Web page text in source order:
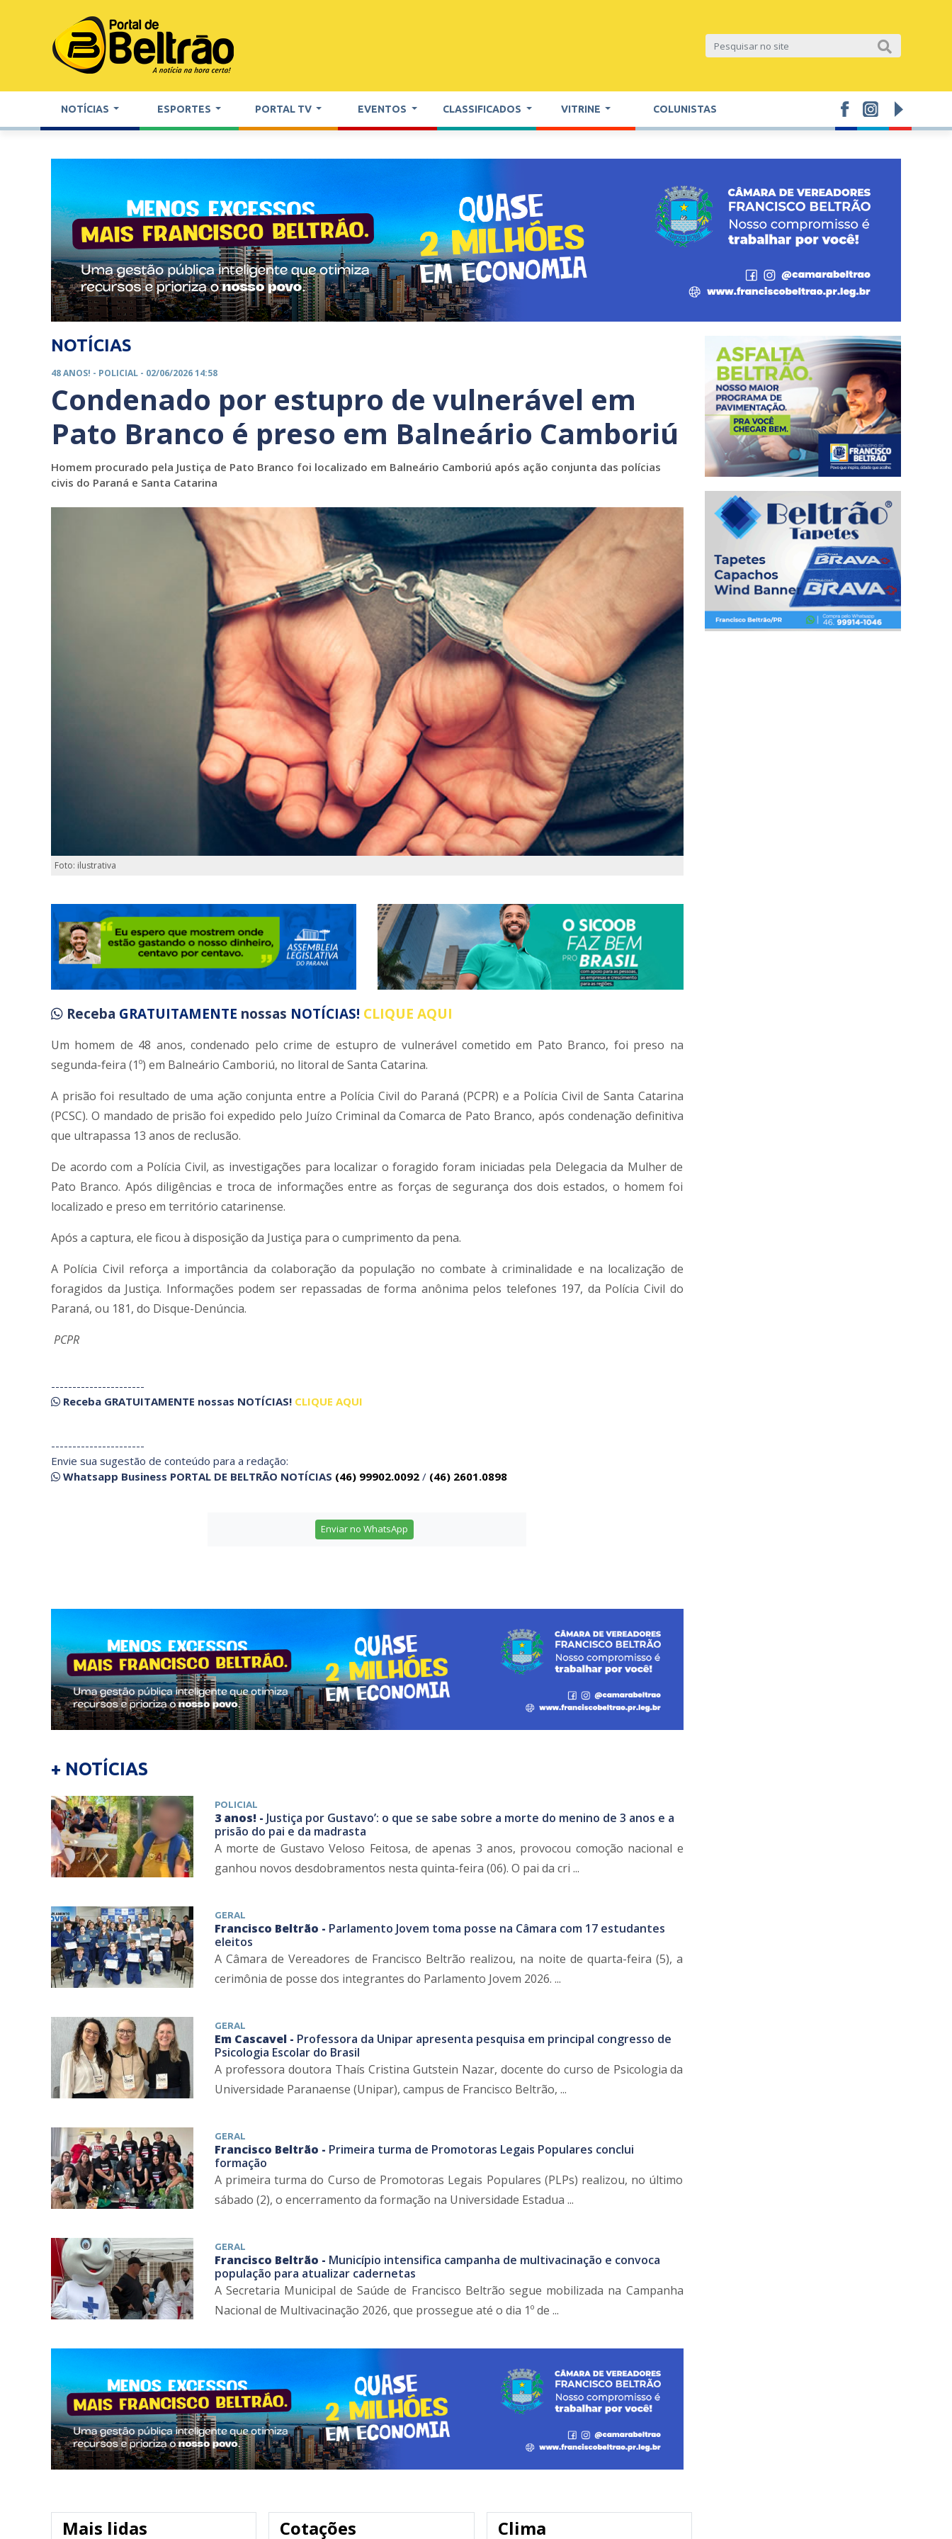
NOTÍCIAS ESPORTES PORTAL TV EVENTOS CLASSIFICADOS VITRINE COLUNISTAS
NOTÍCIAS
48 ANOS! - POLICIAL - 02/06/2026 14:58
Condenado por estupro de vulnerável em
Pato Branco é preso em Balneário Camboriú
Homem procurado pela Justiça de Pato Branco foi localizado em Balneário Camboriú após ação conjunta das polícias
civis do Paraná e Santa Catarina
Foto: ilustrativa
Receba GRATUITAMENTE nossas NOTÍCIAS! CLIQUE AQUI
Um homem de 48 anos, condenado pelo crime de estupro de vulnerável cometido em Pato Branco, foi preso na
segunda-feira (1º) em Balneário Camboriú, no litoral de Santa Catarina.
A prisão foi resultado de uma ação conjunta entre a Polícia Civil do Paraná (PCPR) e a Polícia Civil de Santa Catarina
(PCSC). O mandado de prisão foi expedido pelo Juízo Criminal da Comarca de Pato Branco, após condenação definitiva
que ultrapassa 13 anos de reclusão.
De acordo com a Polícia Civil, as investigações para localizar o foragido foram iniciadas pela Delegacia da Mulher de
Pato Branco. Após diligências e troca de informações entre as forças de segurança dos dois estados, o homem foi
localizado e preso em território catarinense.
Após a captura, ele ficou à disposição da Justiça para o cumprimento da pena.
A Polícia Civil reforça a importância da colaboração da população no combate à criminalidade e na localização de
foragidos da Justiça. Informações podem ser repassadas de forma anônima pelos telefones 197, da Polícia Civil do
Paraná, ou 181, do Disque-Denúncia.
PCPR
----------------------
Receba GRATUITAMENTE nossas NOTÍCIAS! CLIQUE AQUI
----------------------
Envie sua sugestão de conteúdo para a redação:
Whatsapp Business PORTAL DE BELTRÃO NOTÍCIAS (46) 99902.0092 / (46) 2601.0898
Enviar no WhatsApp
+ NOTÍCIAS
POLICIAL
3 anos! - Justiça por Gustavo’: o que se sabe sobre a morte do menino de 3 anos e a
prisão do pai e da madrasta
A morte de Gustavo Veloso Feitosa, de apenas 3 anos, provocou comoção nacional e
ganhou novos desdobramentos nesta quinta-feira (06). O pai da cri ...
GERAL
Francisco Beltrão - Parlamento Jovem toma posse na Câmara com 17 estudantes
eleitos
A Câmara de Vereadores de Francisco Beltrão realizou, na noite de quarta-feira (5), a
cerimônia de posse dos integrantes do Parlamento Jovem 2026. ...
GERAL
Em Cascavel - Professora da Unipar apresenta pesquisa em principal congresso de
Psicologia Escolar do Brasil
A professora doutora Thaís Cristina Gutstein Nazar, docente do curso de Psicologia da
Universidade Paranaense (Unipar), campus de Francisco Beltrão, ...
GERAL
Francisco Beltrão - Primeira turma de Promotoras Legais Populares conclui
formação
A primeira turma do Curso de Promotoras Legais Populares (PLPs) realizou, no último
sábado (2), o encerramento da formação na Universidade Estadua ...
GERAL
Francisco Beltrão - Município intensifica campanha de multivacinação e convoca
população para atualizar cadernetas
A Secretaria Municipal de Saúde de Francisco Beltrão segue mobilizada na Campanha
Nacional de Multivacinação 2026, que prossegue até o dia 1º de ...
Mais lidas Cotações Clima